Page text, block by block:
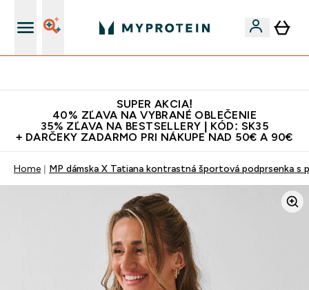
SUPER AKCIA!
40% ZĽAVA NA VYBRANÉ OBLEČENIE
35% ZĽAVA NA BESTSELLERY | KÓD: SK35
+ DARČEKY ZADARMO PRI NÁKUPE NAD 50€ A 90€
Home MP dámska X Tatiana kontrastná športová podprsenka s